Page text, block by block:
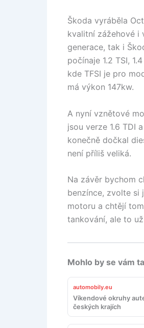
Škoda vyráběla
kvalitní zážehové i
generace, tak i
počínaje 1.2 TSI,
kde TFSI je pro
má výkon 147kw.
A nyní vznětové
jsou verze 1.6 TDI
konečně dočkal
není příliš veliká.
Na závěr bychom
benzínce, zvolte si
motoru a chtějí
tankování, ale to
Mohlo by se vám
automobily.eu
Víkendové okruhy
českých krajích